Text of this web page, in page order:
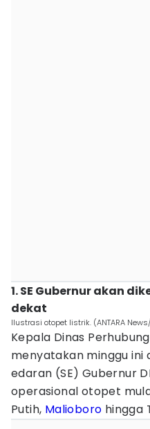
1. SE Gubernur akan
dekat
Ilustrasi otopet listrik. (ANTARA
Kepala Dinas
menyatakan minggu ini
edaran (SE) Gubernur
operasional otopet
Putih, Malioboro hingga